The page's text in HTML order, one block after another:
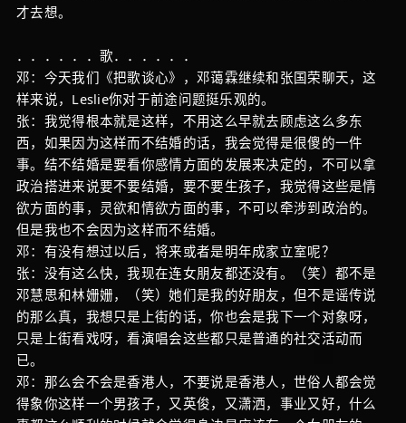
才去想。
．．．．．．歌．．．．．．
邓：今天我们《把歌谈心》，邓蔼霖继续和张国荣聊天，这
样来说，Leslie你对于前途问题挺乐观的。
张：我觉得根本就是这样，不用这么早就去顾虑这么多东
西，如果因为这样而不结婚的话，我会觉得是很傻的一件
事。结不结婚是要看你感情方面的发展来决定的，不可以拿
政治搭进来说要不要结婚，要不要生孩子，我觉得这些是情
欲方面的事，灵欲和情欲方面的事，不可以牵涉到政治的。
但是我也不会因为这样而不结婚。
邓：有没有想过以后，将来或者是明年成家立室呢？
张：没有这么快，我现在连女朋友都还没有。（笑）都不是
邓慧思和林姗姗，（笑）她们是我的好朋友，但不是谣传说
的那么真，我想只是上街的话，你也会是我下一个对象呀，
只是上街看戏呀，看演唱会这些都只是普通的社交活动而
已。
邓：那么会不会是香港人，不要说是香港人，世俗人都会觉
得象你这样一个男孩子，又英俊，又潇洒，事业又好，什么